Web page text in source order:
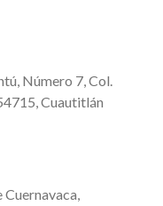
Número 7, Col.
Cuautitlán
Cuernavaca,